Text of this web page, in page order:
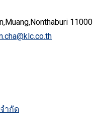
11000